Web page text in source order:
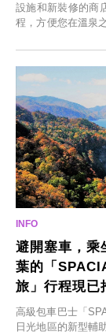
設施和新裝修的商
程，方便您在溫泉
食材的餐廳。讓您
避開塞車，乘
葉的「
旅」行程現已
高級包車巴士「
日光地區的新型輔